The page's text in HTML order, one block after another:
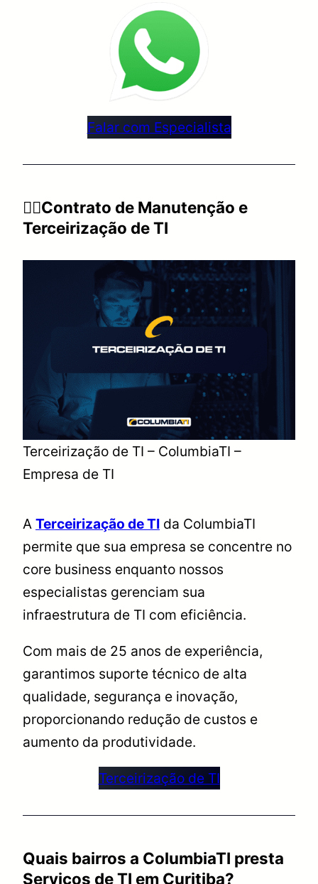
Falar com Especialista
👉🏻Contrato de Manutenção e
Terceirização de TI
Terceirização de TI – ColumbiaTI –
Empresa de TI
A Terceirização de TI da ColumbiaTI
permite que sua empresa se concentre no
core business enquanto nossos
especialistas gerenciam sua
infraestrutura de TI com eficiência.
Com mais de 25 anos de experiência,
garantimos suporte técnico de alta
qualidade, segurança e inovação,
proporcionando redução de custos e
aumento da produtividade.
Terceirização de TI
Quais bairros a ColumbiaTI presta
Serviços de TI em Curitiba?